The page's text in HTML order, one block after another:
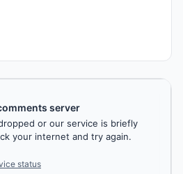
server
or our service is briefly
your internet and try again.
status